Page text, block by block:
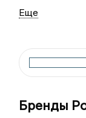
Бренды